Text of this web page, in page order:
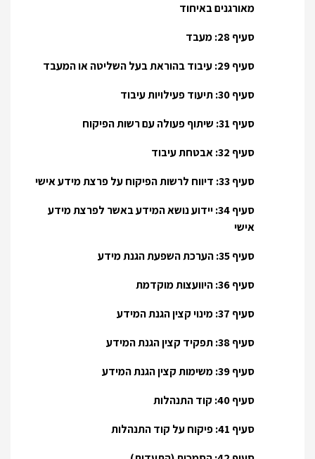
מאורגנים באיחוד
סעיף 28: מעבד
סעיף 29: עיבוד בהוראת בעל השליטה או המעבד
סעיף 30: תיעוד פעילויות עיבוד
סעיף 31: שיתוף פעולה עם רשות הפיקוח
סעיף 32: אבטחת עיבוד
סעיף 33: דיווח לרשות הפיקוח על פרצת מידע אישי
סעיף 34: יידוע נושא המידע באשר לפרצת מידע
אישי
סעיף 35: הערכת השפעת הגנת מידע
סעיף 36: היוועצות מוקדמת
סעיף 37: מינוי קצין הגנת המידע
סעיף 38: תפקיד קצין הגנת המידע
סעיף 39: משימות קצין הגנת המידע
סעיף 40: קוד התנהלות
סעיף 41: פיקוח על קוד התנהלות